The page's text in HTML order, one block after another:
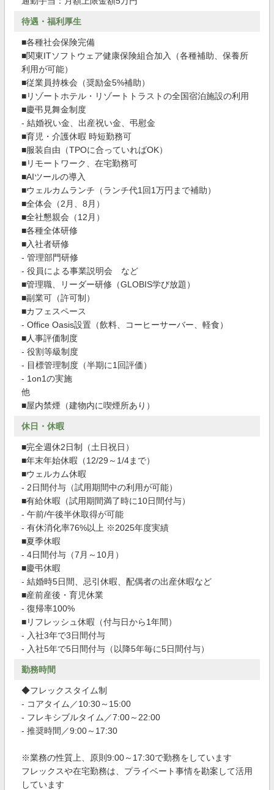
待遇・福利厚生
■各種社会保険完備
■関東ITソフトウェア健康保険組合加入（各種補助、保養所
利用が可能）
■従業員持株会（奨励金5%補助）
■リゾートホテル・リゾートトラストの全国宿泊施設の利用
■慶弔見舞金制度
- 結婚祝い金、出産祝い金、弔慰金
■育児・介護休暇 時短勤務可
■服装自由（TPOに合っていればOK）
■リモートワーク、在宅勤務可
■AIツールの導入
■ウェルカムランチ（ランチ代1回1万円まで補助）
■全体会（2月、8月）
■全社懇親会（12月）
■各種全体研修
■入社者研修
- 管理部門研修
- 役員による事業説明会 など
■管理職、リーダー研修（GLOBIS学び放題）
■副業可（許可制）
■カフェスペース
- Office Oasis設置（飲料、コーヒーサーバー、軽食）
■人事評価制度
- 役割等級制度
- 目標管理制度（半期に1回評価）
- 1on1の実施
他
■屋内禁煙（建物内に喫煙所あり）
休日・休暇
■完全週休2日制（土日祝日）
■年末年始休暇（12/29～1/4まで）
■ウェルカム休暇
- 2日間付与（試用期間中の利用が可能）
■有給休暇（試用期間満了時に10日間付与）
- 午前/午後半休取得が可能
- 有休消化率76%以上 ※2025年度実績
■夏季休暇
- 4日間付与（7月～10月）
■慶弔休暇
- 結婚時5日間、忌引休暇、配偶者の出産休暇など
■産前産後・育児休業
- 復帰率100%
■リフレッシュ休暇（付与日から1年間）
- 入社3年で3日間付与
- 入社5年で5日間付与（以降5年毎に5日間付与）
勤務時間
◆フレックスタイム制
- コアタイム／10:30～15:00
- フレキシブルタイム／7:00～22:00
- 推奨時間／9:00～17:30
※業務の性質上、原則9:00～17:30で勤務をしています
フレックスや在宅勤務は、プライベート事情を勘案して活用
しています